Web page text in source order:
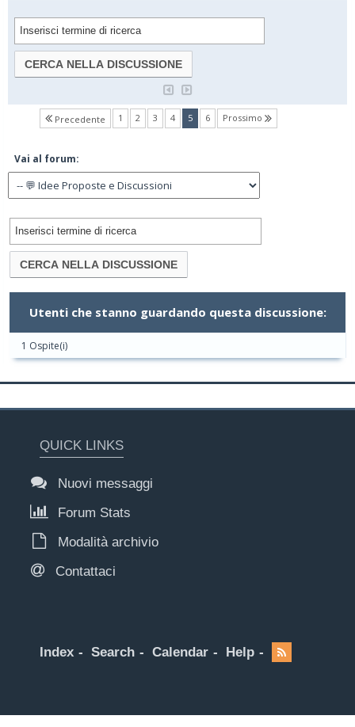
Precedente 1 2 3 4 5(current)
6 Prossimo
Vai al forum:
Utenti che stanno guardando questa discussione:
1 Ospite(i)
QUICK LINKS
Nuovi messaggi
Forum Stats
Modalità archivio
Contattaci
Index Search Calendar Help